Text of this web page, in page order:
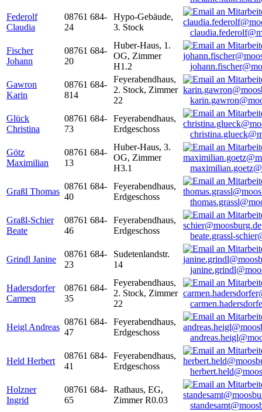
Federolf
Claudia
08761 684-
24
Hypo-Gebäude,
3. Stock
Fischer
Johann
08761 684-
20
Huber-Haus, 1.
OG, Zimmer
H1.2
Gawron
Karin
08761 684-
814
Feyerabendhaus,
2. Stock, Zimmer
22
Glück
Christina
08761 684-
73
Feyerabendhaus,
Erdgeschoss
Götz
Maximilian
08761 684-
13
Huber-Haus, 3.
OG, Zimmer
H3.1
Graßl Thomas
08761 684-
40
Feyerabendhaus,
Erdgeschoss
Graßl-Schier
Beate
08761 684-
46
Feyerabendhaus,
Erdgeschoss
beate.grassl-
Grindl Janine
08761 684-
23
Sudetenlandstr.
14
Hadersdorfer
Carmen
08761 684-
35
Feyerabendhaus,
2. Stock, Zimmer
22
Heigl Andreas
08761 684-
47
Feyerabendhaus,
Erdgeschoss
Held Herbert
08761 684-
41
Feyerabendhaus,
Erdgeschoss
Holzner
Ingrid
08761 684-
65
Rathaus, EG,
Zimmer R0.03